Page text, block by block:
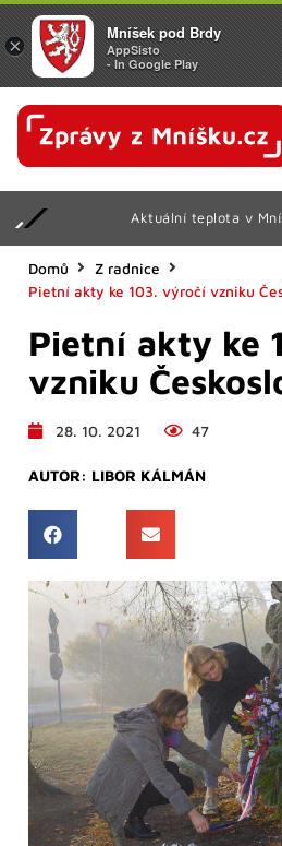
Aktuální teplota v
Domů
Z radnice
Pietní akty ke 103. výročí vzniku
Pietní akty ke
vzniku
28. 10. 2021 47
AUTOR: LIBOR KÁLMÁN
×
Mníšek pod Brdy
AppSisto
- In Google Play